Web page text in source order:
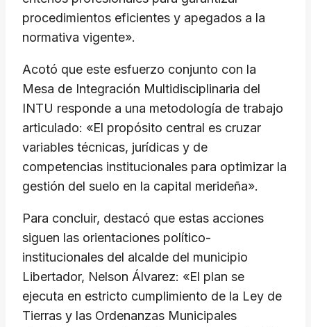
procedimientos eficientes y apegados a la
normativa vigente».
Acotó que este esfuerzo conjunto con la
Mesa de Integración Multidisciplinaria del
INTU responde a una metodología de trabajo
articulado: «El propósito central es cruzar
variables técnicas, jurídicas y de
competencias institucionales para optimizar la
gestión del suelo en la capital merideña».
Para concluir, destacó que estas acciones
siguen las orientaciones político-
institucionales del alcalde del municipio
Libertador, Nelson Álvarez: «El plan se
ejecuta en estricto cumplimiento de la Ley de
Tierras y las Ordenanzas Municipales